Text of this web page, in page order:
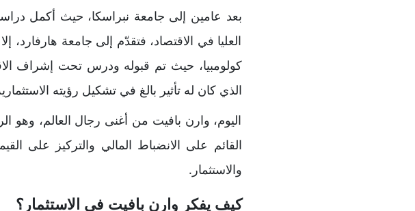
بعد عامين إلى جامعة نبراسكا، حيث أكمل
العليا في الاقتصاد، فتقدّم إلى جامعة
كولومبيا، حيث تم قبوله ودرس تحت إشراف
الذي كان له تأثير بالغ في تشكيل رؤيته
اليوم، وارن بافيت من أغنى رجال العالم، وهو
القائم على الانضباط المالي والتركيز على
والاستثمار.
كيف يفكر وارن بافيت في الاستثمار؟